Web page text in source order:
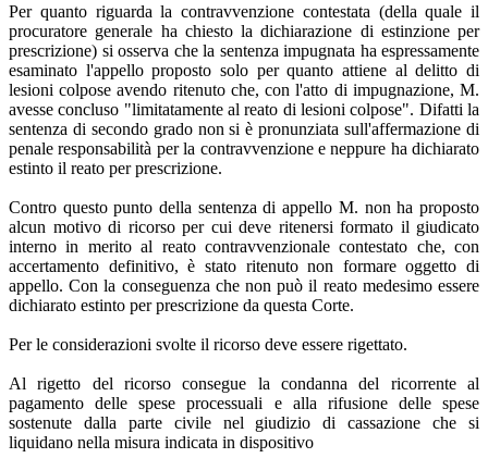
Per quanto riguarda la contravvenzione contestata (della quale il
procuratore generale ha chiesto la dichiarazione di estinzione per
prescrizione) si osserva che la sentenza impugnata ha espressamente
esaminato l'appello proposto solo per quanto attiene al delitto di
lesioni colpose avendo ritenuto che, con l'atto di impugnazione, M.
avesse concluso "limitatamente al reato di lesioni colpose". Difatti la
sentenza di secondo grado non si è pronunziata sull'affermazione di
penale responsabilità per la contravvenzione e neppure ha dichiarato
estinto il reato per prescrizione.
Contro questo punto della sentenza di appello M. non ha proposto
alcun motivo di ricorso per cui deve ritenersi formato il giudicato
interno in merito al reato contravvenzionale contestato che, con
accertamento definitivo, è stato ritenuto non formare oggetto di
appello. Con la conseguenza che non può il reato medesimo essere
dichiarato estinto per prescrizione da questa Corte.
Per le considerazioni svolte il ricorso deve essere rigettato.
Al rigetto del ricorso consegue la condanna del ricorrente al
pagamento delle spese processuali e alla rifusione delle spese
sostenute dalla parte civile nel giudizio di cassazione che si
liquidano nella misura indicata in dispositivo